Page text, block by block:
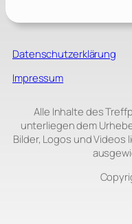
Datenschutzerklärung
Impressum
Alle Inhalte des
unterliegen dem
Bilder, Logos und Videos